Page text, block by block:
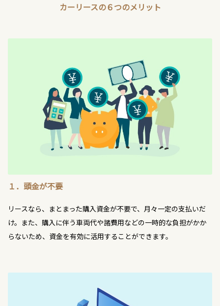
カーリースの６つのメリット
１．頭金が不要
リースなら、まとまった購入資金が不要で、月々一定の支払いだ
け。また、購入に伴う車両代や諸費用などの一時的な負担がかか
らないため、資金を有効に活用することができます。